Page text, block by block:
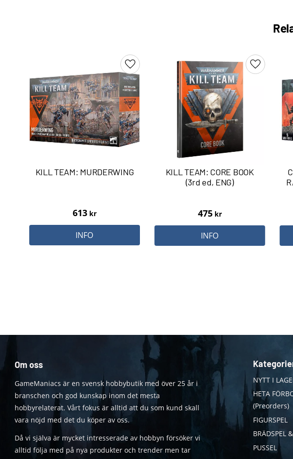
KILL TEAM: MURDERWING
613kr
Lägg till i favoriter
INFO
KILL TEAM: CORE BOOK
(3rd ed, ENG)
475kr
Lägg till i
INFO
Om oss
GameManiacs är en svensk hobbybutik med över 25 år i
branschen och god kunskap inom det mesta
hobbyrelaterat. Vårt fokus är alltid att du som kund skall
vara nöjd med det du köper av oss.
Då vi själva är mycket intresserade av hobbyn försöker vi
alltid följa med på nya produkter och trender men tar
NYTT I
HETA
(Preorders)
FIGURSPEL
BRÄDSPEL
PUSSEL